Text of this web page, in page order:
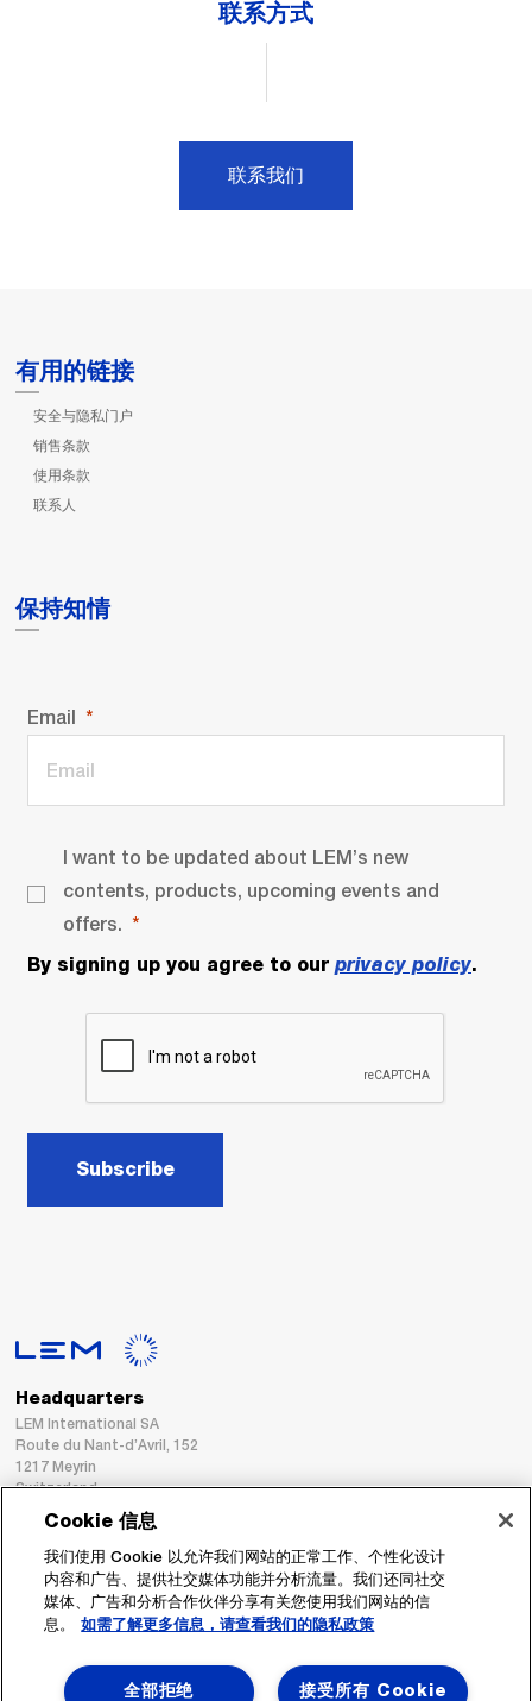
联系方式
联系我们
有用的链接
安全与隐私门户
销售条款
使用条款
联系人
保持知情
Email
I want to be updated about LEM’s new
contents, products, upcoming events and
offers.
By signing up you agree to our privacy policy.
Subscribe
Headquarters
LEM International SA
Route du Nant-d’Avril, 152
1217 Meyrin
Switzerland
Fax : +41 22 794 94 78
Cookie 信息
我们使用 Cookie 以允许我们网站的正常工作、个性化设计
内容和广告、提供社交媒体功能并分析流量。我们还同社交
媒体、广告和分析合作伙伴分享有关您使用我们网站的信
息。
如需了解更多信息，请查看我们的隐私政策
接受所有 Cookie
全部拒绝